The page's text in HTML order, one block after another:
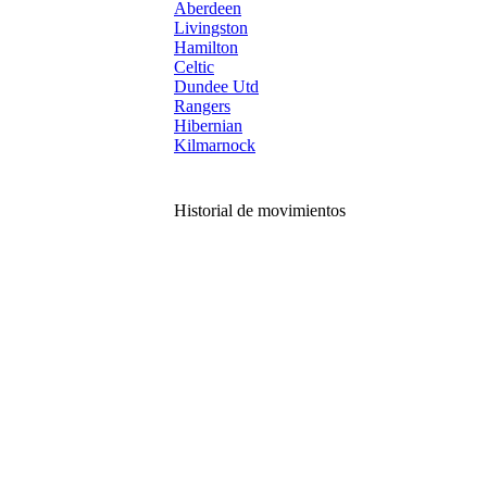
Aberdeen
Livingston
Hamilton
Celtic
Dundee Utd
Rangers
Hibernian
Kilmarnock
Historial de movimientos